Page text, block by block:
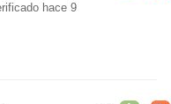
hace 9